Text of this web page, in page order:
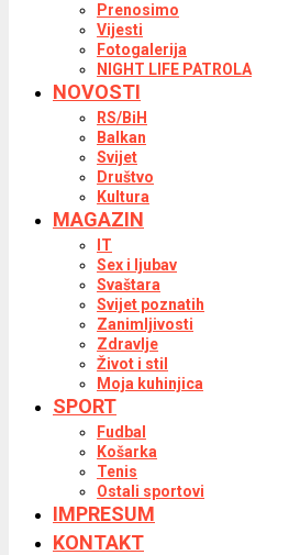
Prenosimo
Vijesti
Fotogalerija
NIGHT LIFE PATROLA
NOVOSTI
RS/BiH
Balkan
Svijet
Društvo
Kultura
MAGAZIN
IT
Sex i ljubav
Svaštara
Svijet poznatih
Zanimljivosti
Zdravlje
Život i stil
Moja kuhinjica
SPORT
Fudbal
Košarka
Tenis
Ostali sportovi
IMPRESUM
KONTAKT